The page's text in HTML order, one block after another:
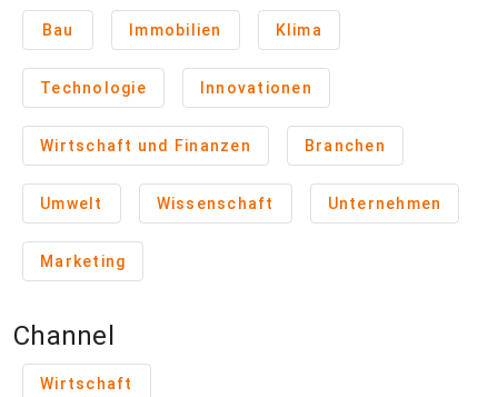
Bau Immobilien Klima
Technologie Innovationen
Wirtschaft und Finanzen Branchen
Umwelt Wissenschaft Unternehmen
Marketing
Channel
Wirtschaft